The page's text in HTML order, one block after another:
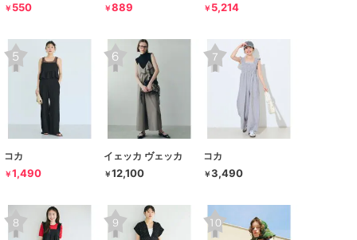
￥ 550 ￥889 ￥ 5,214
コカ
￥1,490
イェッカ ヴェッカ
￥12,100
コカ
￥3,490